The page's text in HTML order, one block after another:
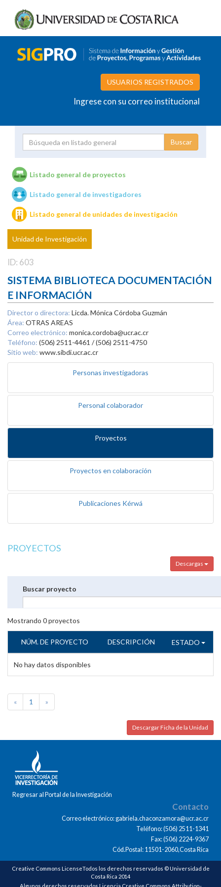
USUARIOS REGISTRADOS
Ingrese con su correo institucional
Unidades de investigación
Listado general de proyectos
Listado general de investigadores
Listado general de unidades de investigación
Unidad de Investigación
ID: 603
SISTEMA BIBLIOTECA DOCUMENTACIÓN
E INFORMACIÓN
Director o directora: Licda. Mónica Córdoba Guzmán
Área: OTRAS AREAS
Correo electrónico: monica.cordoba@ucr.ac.cr
Teléfono: (506) 2511-4461 / (506) 2511-4750
Sitio web: www.sibdi.ucr.ac.cr
Personas investigadoras
Personal colaborador
Proyectos
Proyectos en colaboración
Publicaciones Kérwá
PROYECTOS
Descargas
Buscar proyecto
Mostrando 0proyectos
NÚM. DE PROYECTO DESCRIPCIÓN ESTADO
No hay datos disponibles
« 1 »
Descargar Ficha de la Unidad
Regresar al Portal de la Investigación
Contacto
Correo electrónico: gabriela.chaconzamora@ucr.ac.cr
Teléfono: (506) 2511-1341
Fax: (506) 2224-9367
Cód.Postal: 11501-2060,Costa Rica
Creative Commons LicenseTodos los derechos reservados © Universidad de
Costa Rica 2014